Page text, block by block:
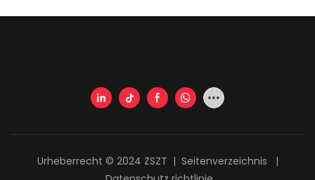
Urheberrecht © 2024 ZSZT | Seitenverzeichnis
|